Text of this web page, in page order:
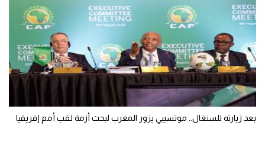
بعد زيارته للسنغال.. موتسيبي يزور المغرب لبحث أزمة لقب أمم إفريقيا